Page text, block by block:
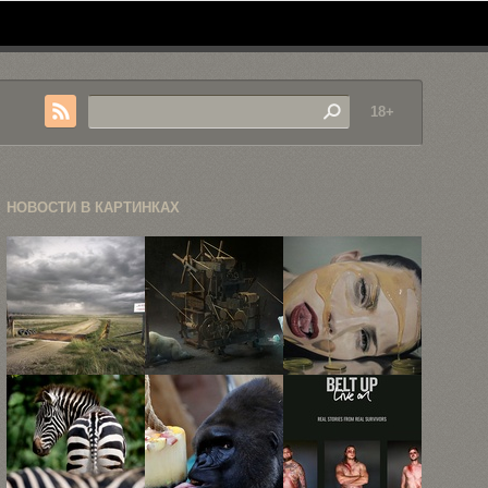
18+
НОВОСТИ В КАРТИНКАХ
Пейзажная
фотография
Эрика
Шмидта
63 самых
запоминающихся
рекламных
принта ...
портреты
Майка
Даргаса